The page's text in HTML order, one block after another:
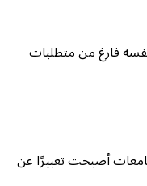
فارغ من متطلبات
أصبحت تعبيرًا عن